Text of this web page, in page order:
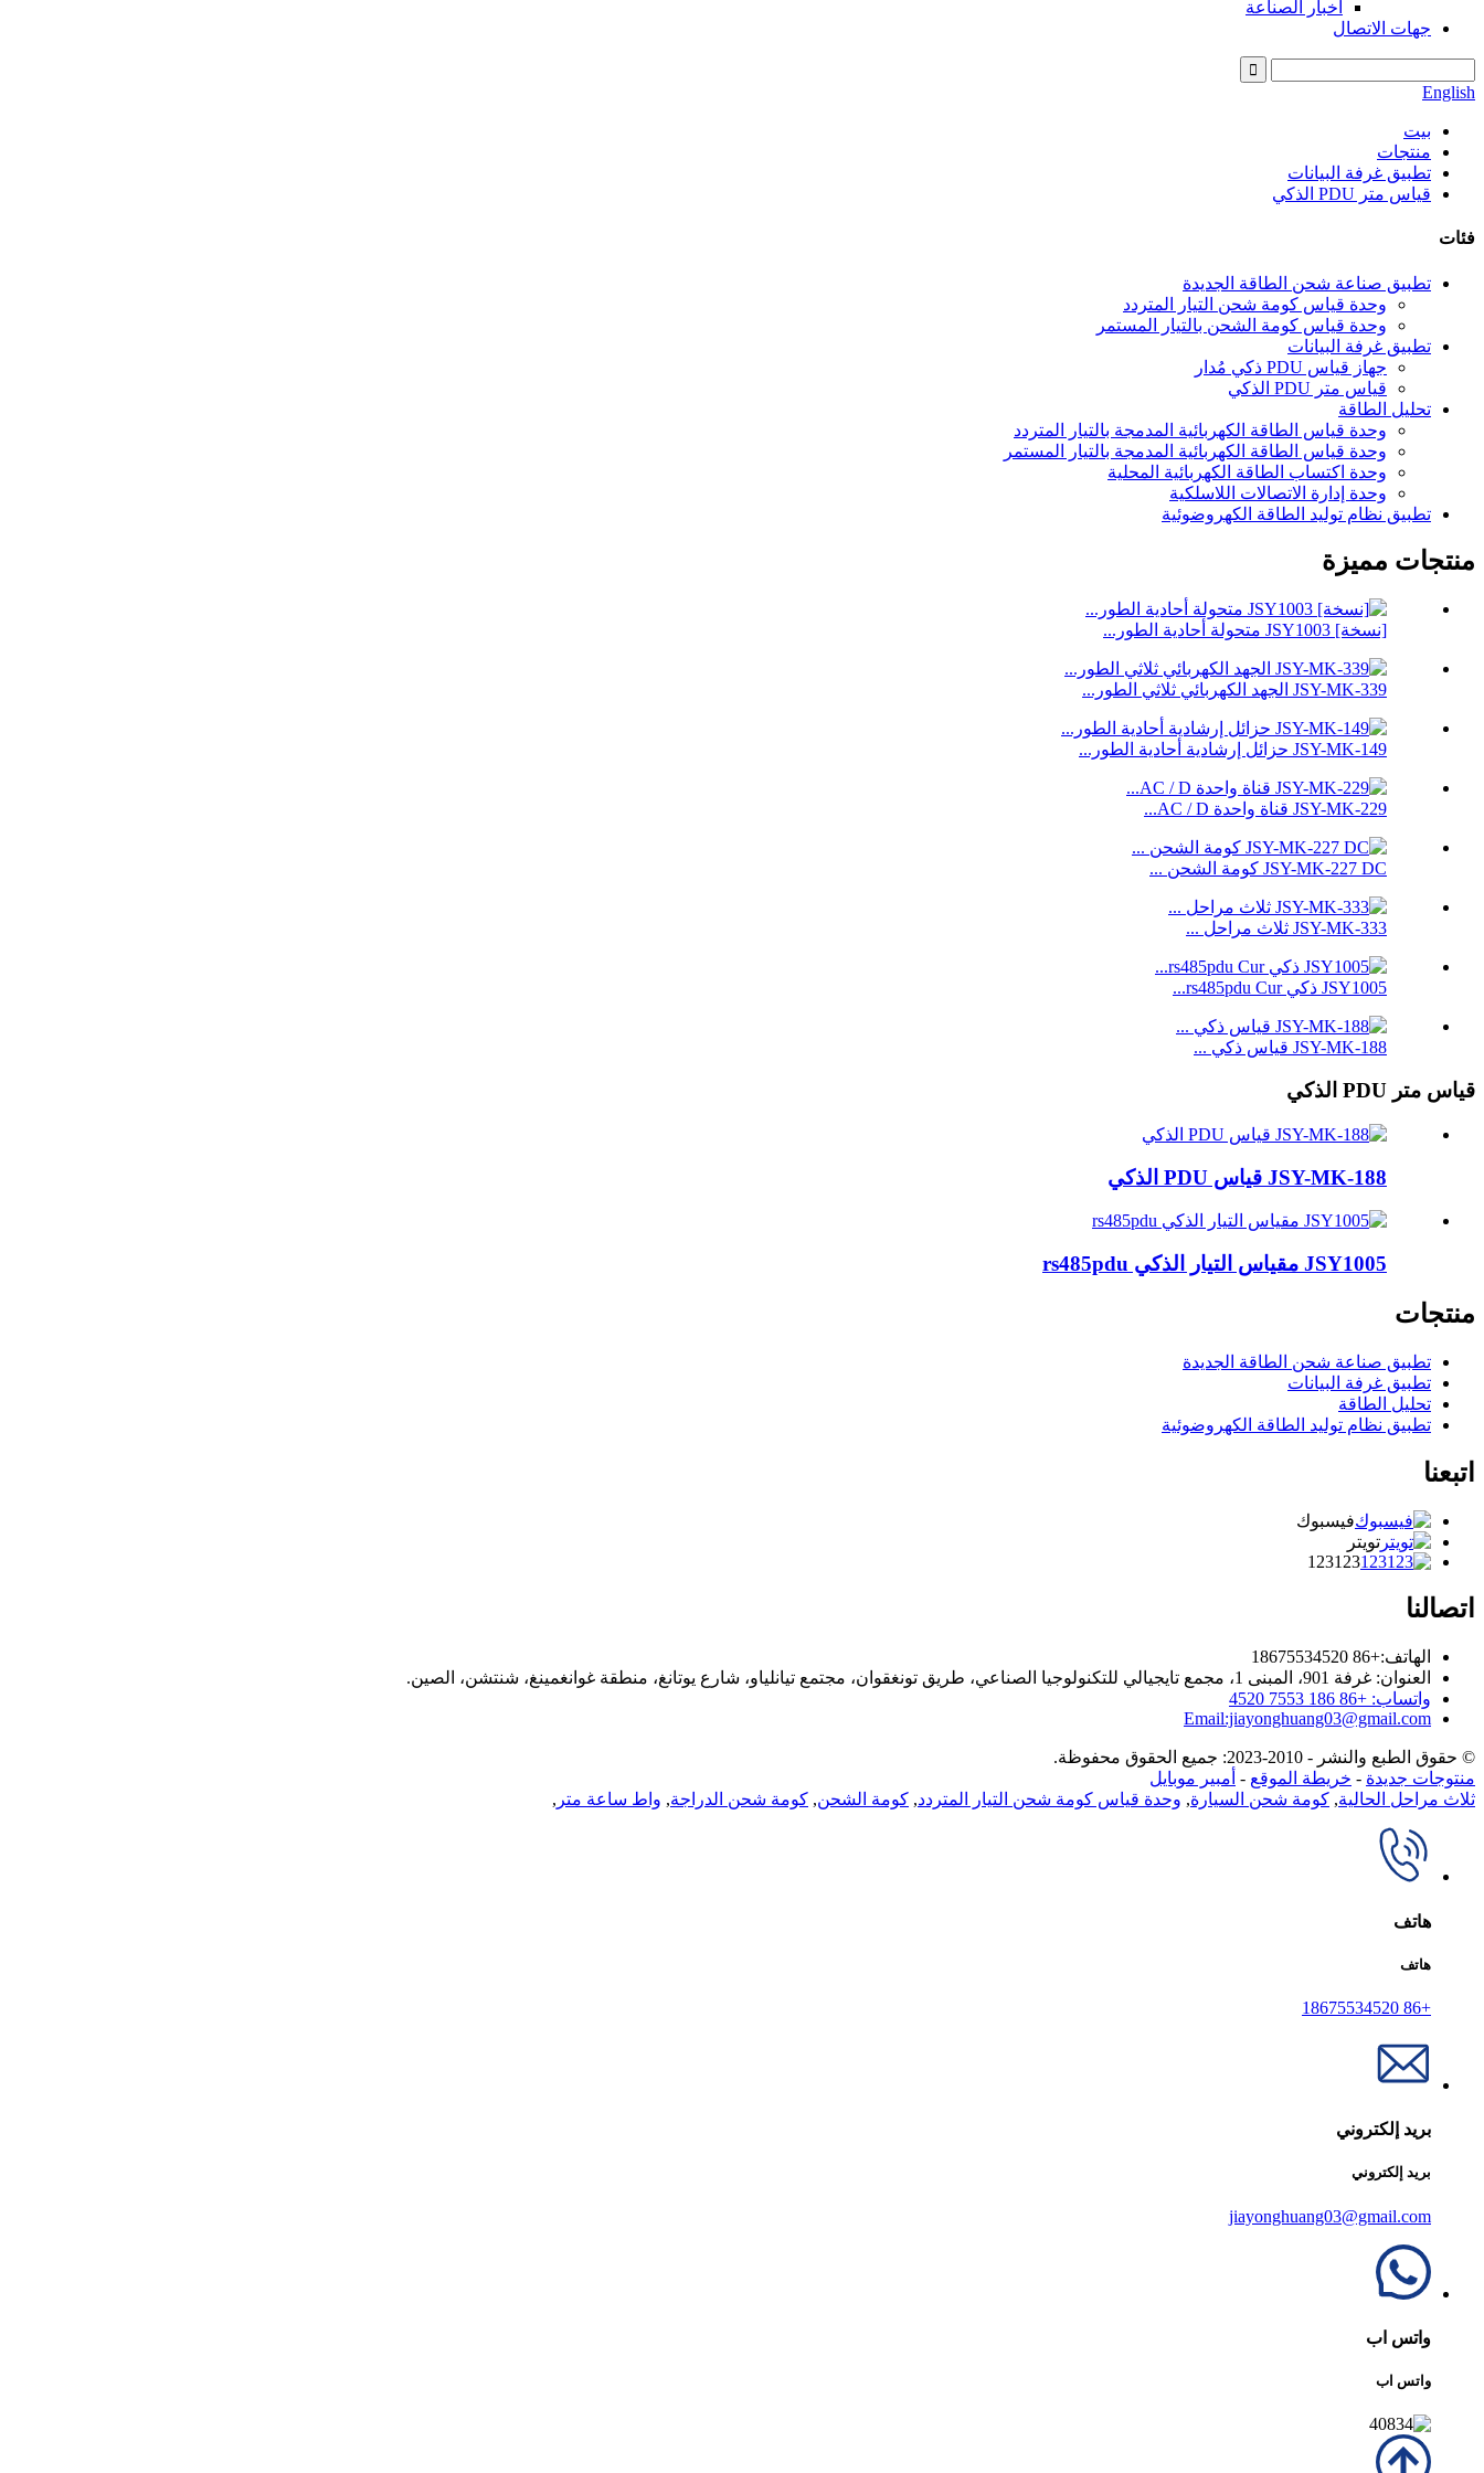
اخبار الصناعة
جهات الاتصال
English
بيت
منتجات
تطبيق غرفة البيانات
قياس متر PDU الذكي
فئات
تطبيق صناعة شحن الطاقة الجديدة
وحدة قياس كومة شحن التيار المتردد
وحدة قياس كومة الشحن بالتيار المستمر
تطبيق غرفة البيانات
جهاز قياس PDU ذكي مُدار
قياس متر PDU الذكي
تحليل الطاقة
وحدة قياس الطاقة الكهربائية المدمجة بالتيار المتردد
وحدة قياس الطاقة الكهربائية المدمجة بالتيار المستمر
وحدة اكتساب الطاقة الكهربائية المحلية
وحدة إدارة الاتصالات اللاسلكية
تطبيق نظام توليد الطاقة الكهروضوئية
منتجات مميزة
[نسخة] JSY1003 متحولة أحادية الطور...
JSY-MK-339 الجهد الكهربائي ثلاثي الطور...
JSY-MK-149 حزائل إرشادية أحادية الطور...
JSY-MK-229 قناة واحدة AC / D...
JSY-MK-227 DC كومة الشحن ...
JSY-MK-333 ثلاث مراحل ...
JSY1005 ذكي rs485pdu Cur...
JSY-MK-188 قياس ذكي ...
قياس متر PDU الذكي
JSY-MK-188 قياس PDU الذكي
JSY1005 مقياس التيار الذكي rs485pdu
منتجات
تطبيق صناعة شحن الطاقة الجديدة
تطبيق غرفة البيانات
تحليل الطاقة
تطبيق نظام توليد الطاقة الكهروضوئية
اتبعنا
فيسبوك
تويتر
123123
اتصالنا
الهاتف:+86 18675534520
العنوان: غرفة 901، المبنى 1، مجمع تايجيالي للتكنولوجيا الصناعي، طريق تونغقوان، مجتمع تيانلياو، شارع يوتانغ، منطقة غوانغمينغ، شنتشن، الصين.
واتساب: +86 186 7553 4520
Email:jiayonghuang03@gmail.com
© حقوق الطبع والنشر - 2010-2023: جميع الحقوق محفوظة.
منتوجات جديدة - خريطة الموقع - أمبير موبايل
ثلاث مراحل الحالية, كومة شحن السيارة, وحدة قياس كومة شحن التيار المتردد, كومة الشحن, كومة شحن الدراجة, واط ساعة متر ,
هاتف
هاتف
+86 18675534520
بريد إلكتروني
بريد إلكتروني
jiayonghuang03@gmail.com
واتس اب
واتس اب